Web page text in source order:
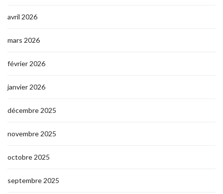
avril 2026
mars 2026
février 2026
janvier 2026
décembre 2025
novembre 2025
octobre 2025
septembre 2025